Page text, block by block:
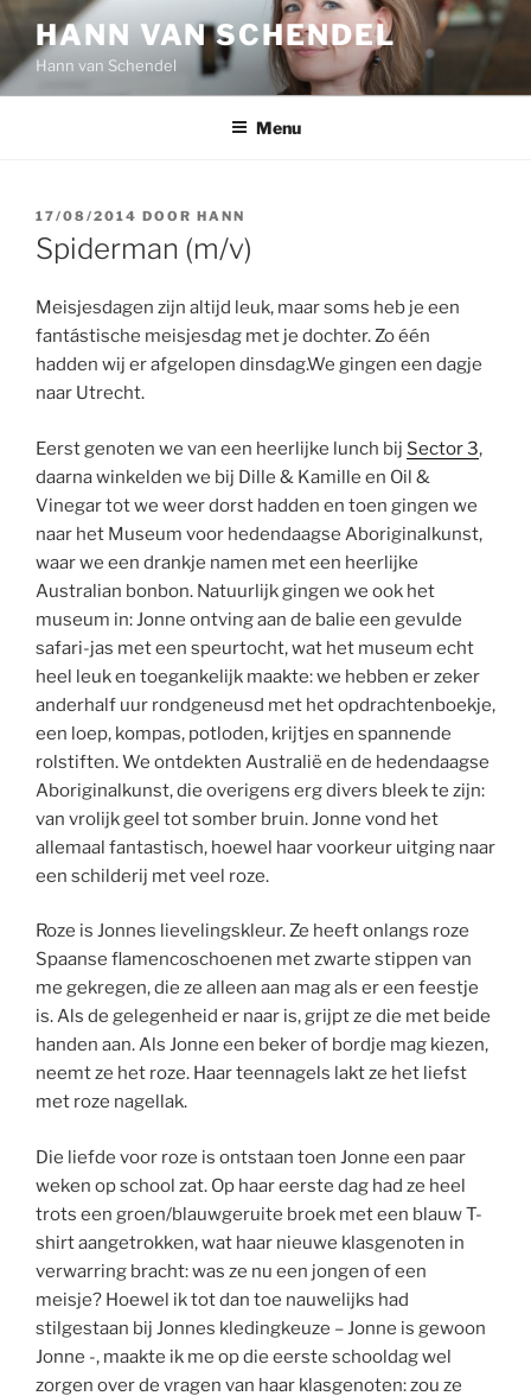
Ga
de
inhoud
HANN VAN SCHENDEL
Hann van Schendel
Menu
GEPLAATST
OP
17/08/2014 DOOR HANN
Spiderman (m/v)
Meisjesdagen zijn altijd leuk, maar soms heb je een
fantástische meisjesdag met je dochter. Zo één
hadden wij er afgelopen dinsdag.We gingen een dagje
naar Utrecht.
Eerst genoten we van een heerlijke lunch bij Sector 3,
daarna winkelden we bij Dille & Kamille en Oil &
Vinegar tot we weer dorst hadden en toen gingen we
naar het Museum voor hedendaagse Aboriginalkunst,
waar we een drankje namen met een heerlijke
Australian bonbon. Natuurlijk gingen we ook het
museum in: Jonne ontving aan de balie een gevulde
safari-jas met een speurtocht, wat het museum echt
heel leuk en toegankelijk maakte: we hebben er zeker
anderhalf uur rondgeneusd met het opdrachtenboekje,
een loep, kompas, potloden, krijtjes en spannende
rolstiften. We ontdekten Australië en de hedendaagse
Aboriginalkunst, die overigens erg divers bleek te zijn:
van vrolijk geel tot somber bruin. Jonne vond het
allemaal fantastisch, hoewel haar voorkeur uitging naar
een schilderij met veel roze.
Roze is Jonnes lievelingskleur. Ze heeft onlangs roze
Spaanse flamencoschoenen met zwarte stippen van
me gekregen, die ze alleen aan mag als er een feestje
is. Als de gelegenheid er naar is, grijpt ze die met beide
handen aan. Als Jonne een beker of bordje mag kiezen,
neemt ze het roze. Haar teennagels lakt ze het liefst
met roze nagellak.
Die liefde voor roze is ontstaan toen Jonne een paar
weken op school zat. Op haar eerste dag had ze heel
trots een groen/blauwgeruite broek met een blauw T-
shirt aangetrokken, wat haar nieuwe klasgenoten in
verwarring bracht: was ze nu een jongen of een
meisje? Hoewel ik tot dan toe nauwelijks had
stilgestaan bij Jonnes kledingkeuze – Jonne is gewoon
Jonne -, maakte ik me op die eerste schooldag wel
zorgen over de vragen van haar klasgenoten: zou ze